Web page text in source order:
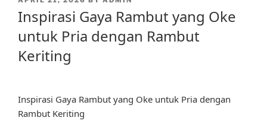
Inspirasi Gaya Rambut yang Oke
untuk Pria dengan Rambut
Keriting
Inspirasi Gaya Rambut yang Oke untuk Pria dengan
Rambut Keriting